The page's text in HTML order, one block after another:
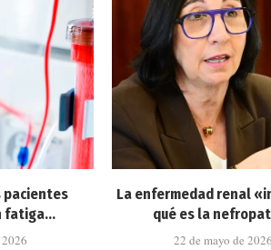
pacientes
fatiga...
La enfermedad renal
qué es la
22 de mayo de 2026